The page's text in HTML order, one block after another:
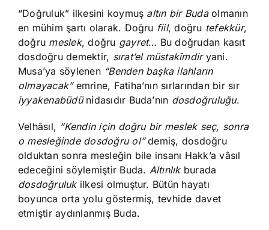
“Doğruluk” ilkesini koymuş altın bir Budaolmanın
en mühim şartı olarak. Doğru fiil, doğru tefekkür,
doğru meslek, doğru gayret… Bu doğrudan kasıt
dosdoğru demektir, sırat’el müstakîmdiryani.
Musa’ya söylenen “Benden başka ilahların
olmayacak”emrine, Fatiha’nın sırlarından bir sır
iyyakenabüdünidasıdır Buda’nın dosdoğruluğu.
Velhâsıl, “Kendin için doğru bir meslek seç, sonra
o mesleğinde dosdoğru ol”demiş, dosdoğru
olduktan sonra mesleğin bile insanı Hakk’a vâsıl
edeceğini söylemiştir Buda. Altınlıkburada
dosdoğrulukilkesi olmuştur. Bütün hayatı
boyunca orta yolu göstermiş, tevhide davet
etmiştir aydınlanmış Buda.